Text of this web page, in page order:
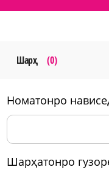
Шарҳ (0)
номатонро
шарҳатонро